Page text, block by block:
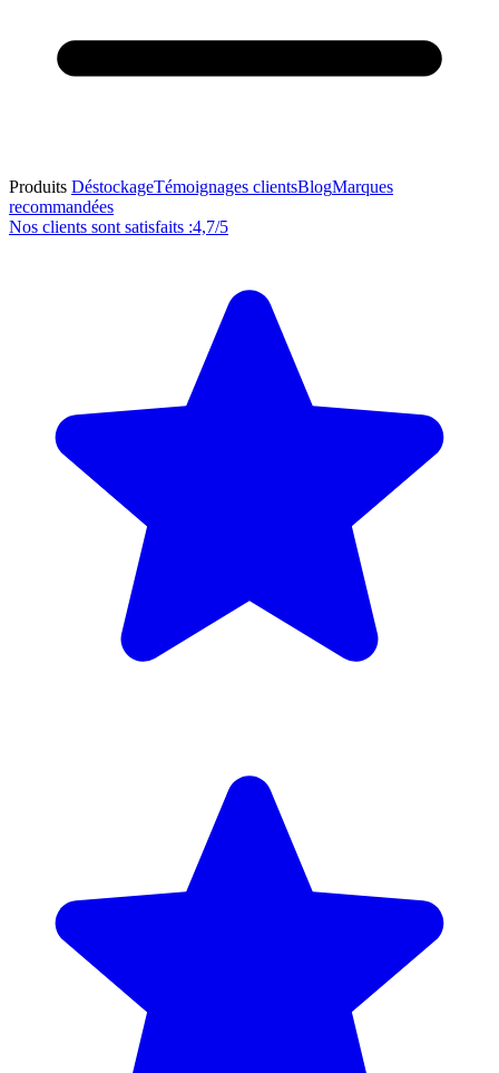
Produits DéstockageTémoignages clientsBlogMarques
recommandées
Nos clients sont satisfaits :4,7/5